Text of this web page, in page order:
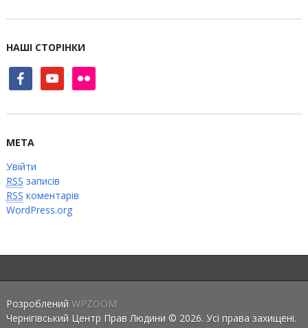
НАШІ СТОРІНКИ
facebookyoutube flickr
МЕТА
Увійти
RSS записів
RSS коментарів
WordPress.org
Розроблений WPZOOM
Чернігівський Центр Прав Людини © 2026. Усі права захищені.